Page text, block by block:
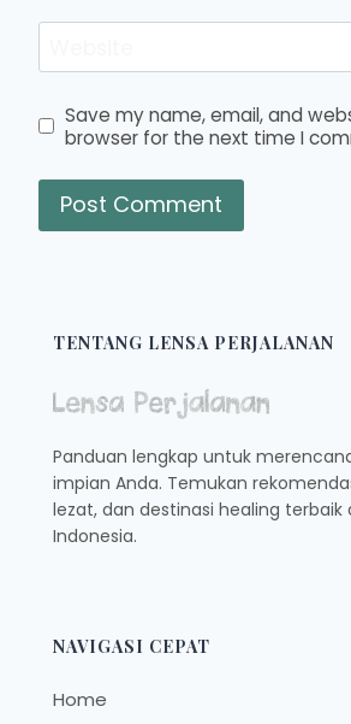
Save my name, email, and
browser for the next time I
TENTANG LENSA PERJALANAN
Panduan lengkap untuk
impian Anda. Temukan
lezat, dan destinasi healing terbaik
Indonesia.
NAVIGASI CEPAT
Home